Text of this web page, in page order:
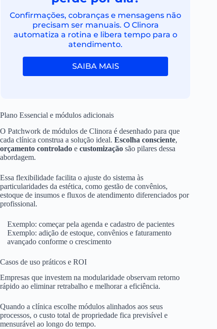
Confirmações, cobranças e mensagens não
precisam ser manuais. O Clinora
automatiza a rotina e libera tempo para o
atendimento.
SAIBA MAIS
Plano Essencial e módulos adicionais
O Patchwork de módulos de Clinora é desenhado para que
cada clínica construa a solução ideal. Escolha consciente,
orçamento controlado e customização são pilares dessa
abordagem.
Essa flexibilidade facilita o ajuste do sistema às
particularidades da estética, como gestão de convênios,
estoque de insumos e fluxos de atendimento diferenciados por
profissional.
Exemplo: começar pela agenda e cadastro de pacientes
Exemplo: adição de estoque, convênios e faturamento
avançado conforme o crescimento
Casos de uso práticos e ROI
Empresas que investem na modularidade observam retorno
rápido ao eliminar retrabalho e melhorar a eficiência.
Quando a clínica escolhe módulos alinhados aos seus
processos, o custo total de propriedade fica previsível e
mensurável ao longo do tempo.